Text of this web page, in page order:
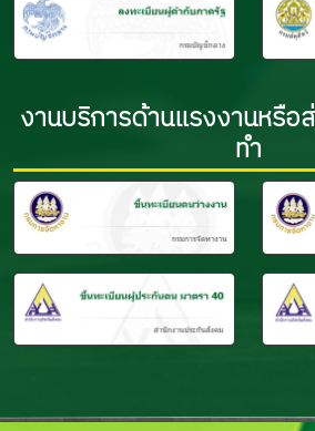
งานบริการด้านแรงงานหรือ
ทำ